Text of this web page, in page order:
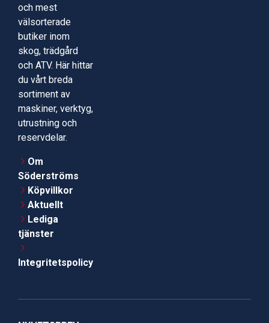
och mest
välsorterade
butiker inom
skog, trädgård
och ATV. Här hittar
du vårt breda
sortiment av
maskiner, verktyg,
utrustning och
reservdelar.
Om
Söderströms
Köpvillkor
Aktuellt
Lediga
tjänster
Integritetspolicy